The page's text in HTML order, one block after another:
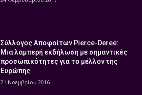
Σύλλογος Αποφοίτων Pierce-Deree:
Μια λαμπερή εκδήλωση με σημαντικές
προσωπικότητες για το μέλλον της
Ευρώπης
21 Νοεμβρίου 2016